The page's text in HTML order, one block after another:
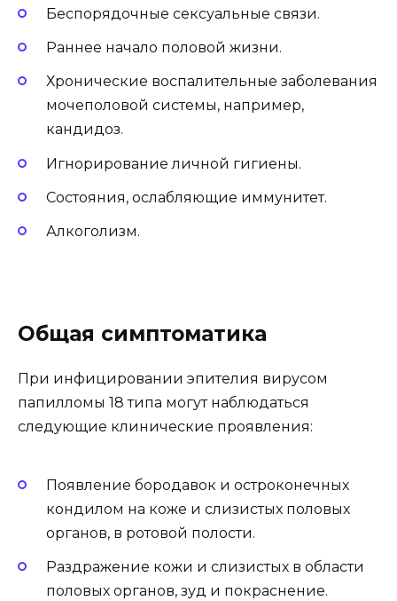
Беспорядочные сексуальные связи.
Раннее начало половой жизни.
Хронические воспалительные заболевания
мочеполовой системы, например,
кандидоз.
Игнорирование личной гигиены.
Состояния, ослабляющие иммунитет.
Алкоголизм.
Общая симптоматика
При инфицировании эпителия вирусом
папилломы 18 типа могут наблюдаться
следующие клинические проявления:
Появление бородавок и остроконечных
кондилом на коже и слизистых половых
органов, в ротовой полости.
Раздражение кожи и слизистых в области
половых органов, зуд и покраснение.